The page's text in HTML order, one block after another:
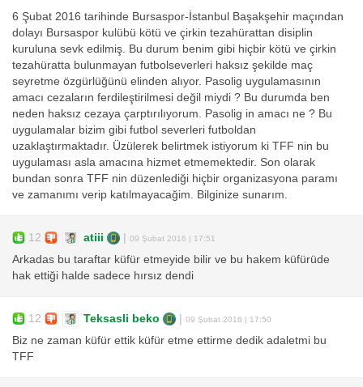
6 Şubat 2016 tarihinde Bursaspor-İstanbul Başakşehir maçından
dolayı Bursaspor kulübü kötü ve çirkin tezahürattan disiplin
kuruluna sevk edilmiş. Bu durum benim gibi hiçbir kötü ve çirkin
tezahüratta bulunmayan futbolseverleri haksız şekilde maç
seyretme özgürlüğünü elinden alıyor. Pasolig uygulamasının
amacı cezaların ferdileştirilmesi değil miydi ? Bu durumda ben
neden haksız cezaya çarptırılıyorum. Pasolig in amacı ne ? Bu
uygulamalar bizim gibi futbol severleri futboldan
uzaklaştırmaktadır. Üzülerek belirtmek istiyorum ki TFF nin bu
uygulaması asla amacına hizmet etmemektedir. Son olarak
bundan sonra TFF nin düzenlediği hiçbir organizasyona paramı
ve zamanımı verip katılmayacağim. Bilginize sunarım.
12 atiii 09 Şubat 2016 | 17:51
Arkadas bu taraftar küfür etmeyide bilir ve bu hakem küfürüde
hak ettiği halde sadece hırsız dendi
12 Teksasli beko 09 Şubat 2016 | 17:50
Biz ne zaman küfür ettik küfür etme ettirme dedik adaletmi bu
TFF